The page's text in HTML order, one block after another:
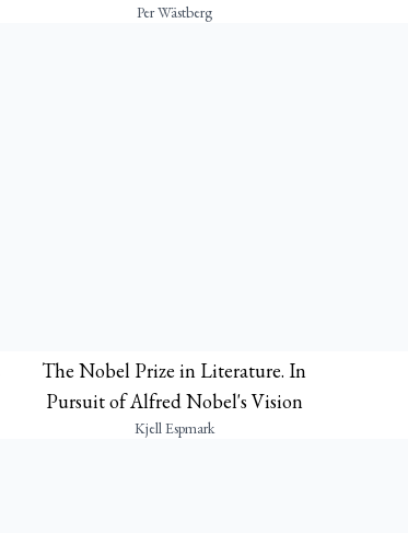
Per Wästberg
The Nobel Prize in Literature. In
Pursuit of Alfred Nobel's Vision
Kjell Espmark